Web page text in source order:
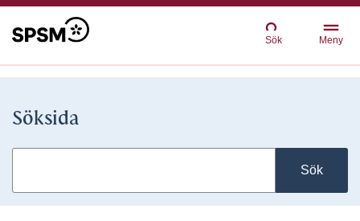
Sök Meny
Söksida
Sök